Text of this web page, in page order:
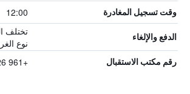
وقت تسجيل المغادرة 12:00
الدفع والإلغاء
تختلف
نوع
رقم مكتب الاستقبال +961 926 0999